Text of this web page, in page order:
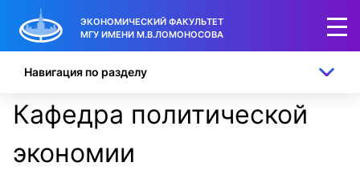
ЭКОНОМИЧЕСКИЙ ФАКУЛЬТЕТ
МГУ ИМЕНИ М.В.ЛОМОНОСОВА
Кафедра политической
экономии
Навигация по разделу